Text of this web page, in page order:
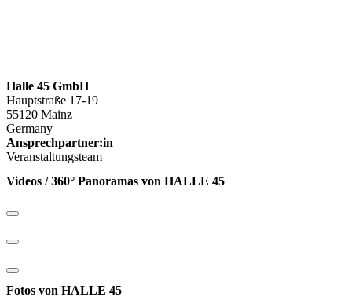
Halle 45 GmbH
Hauptstraße 17-19
55120 Mainz
Germany
Ansprechpartner:in
Veranstaltungsteam
Videos / 360° Panoramas von HALLE 45
Fotos von HALLE 45